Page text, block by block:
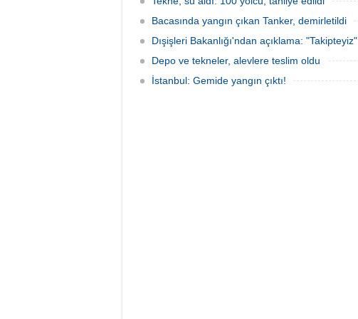
Bacasında yangın çıkan Tanker, demirletildi
Dışişleri Bakanlığı'ndan açıklama: "Takipteyiz"
Depo ve tekneler, alevlere teslim oldu
İstanbul: Gemide yangın çıktı!